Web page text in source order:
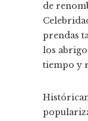
de
prendas
los
tiempo y